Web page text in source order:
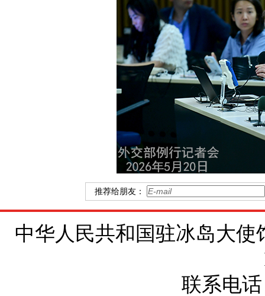
推荐给朋友：
中华人民共和国驻冰岛大使
联系电话